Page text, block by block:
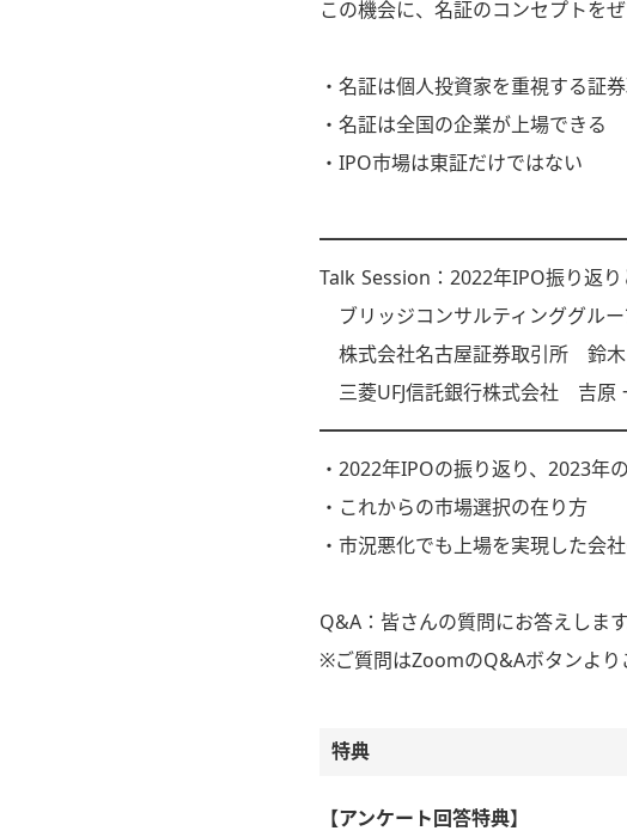
この機会に、名証のコンセプトを
・名証は個人投資家を重視する証
・名証は全国の企業が上場できる
・IPO市場は東証だけではない
Talk Session：2022年IPO振り返り
ブリッジコンサルティンググル
株式会社名古屋証券取引所 鈴木
三菱UFJ信託銀行株式会社 吉原
・2022年IPOの振り返り、2023年
・これからの市場選択の在り方
・市況悪化でも上場を実現した会
Q&A：皆さんの質問にお答えします
※ご質問はZoomのQ&Aボタンより
特典
【アンケート回答特典】